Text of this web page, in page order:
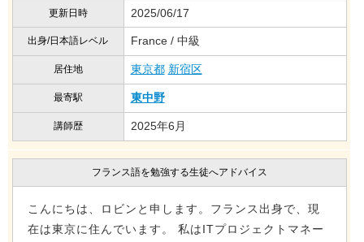
更新日時 2025/06/17
出身/日本語レベル France / 中級
居住地 東京都 新宿区
最寄駅 東中野
講師歴 2025年6月
フランス語を勉強する生徒へアドバイス
こんにちは、ロビンと申します。フランス出身で、現
在は東京に住んでいます。 私はITプロジェクトマネー